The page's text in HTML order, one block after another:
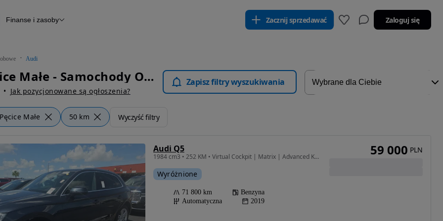
Raport z inspekcji
Otomoto News
Finanse i zasoby Zacznij sprzedawać Zaloguj się
Audi
Audi Pęcice Małe - Samochody Osobowe
Jak pozycjonowane są ogłoszenia?
Zapisz filtry wyszukiwania
Pęcice Małe 50 km Wyczyść filtry
Audi Q5
1984 cm3 • 252 KM • Virtual Cockpit | Matrix | Advanced Key | Gwarancja | Serwisowana
Wyróżnione
71 800 km
Benzyna
Automatyczna
2019
59 000 PLN